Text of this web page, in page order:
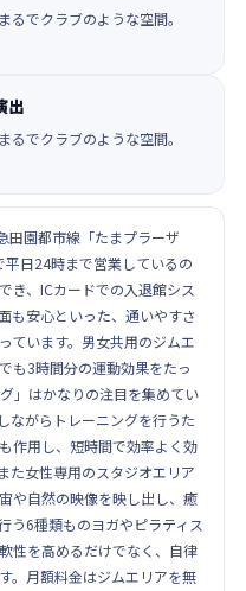
でクラブのような空間。
出
でクラブのような空間。
田園都市線「たまプラーザ
日24時まで営業しているの
き、ICカードでの入退館シス
も安心といった、通いやすさ
ています。男女共用のジムエ
も3時間分の運動効果をたっ
」はかなりの注目を集めてい
ながらトレーニングを行うた
作用し、短時間で効率よく効
た女性専用のスタジオエリア
や自然の映像を映し出し、癒
う6種類ものヨガやピラティス
性を高めるだけでなく、自律
。月額料金はジムエリアを無